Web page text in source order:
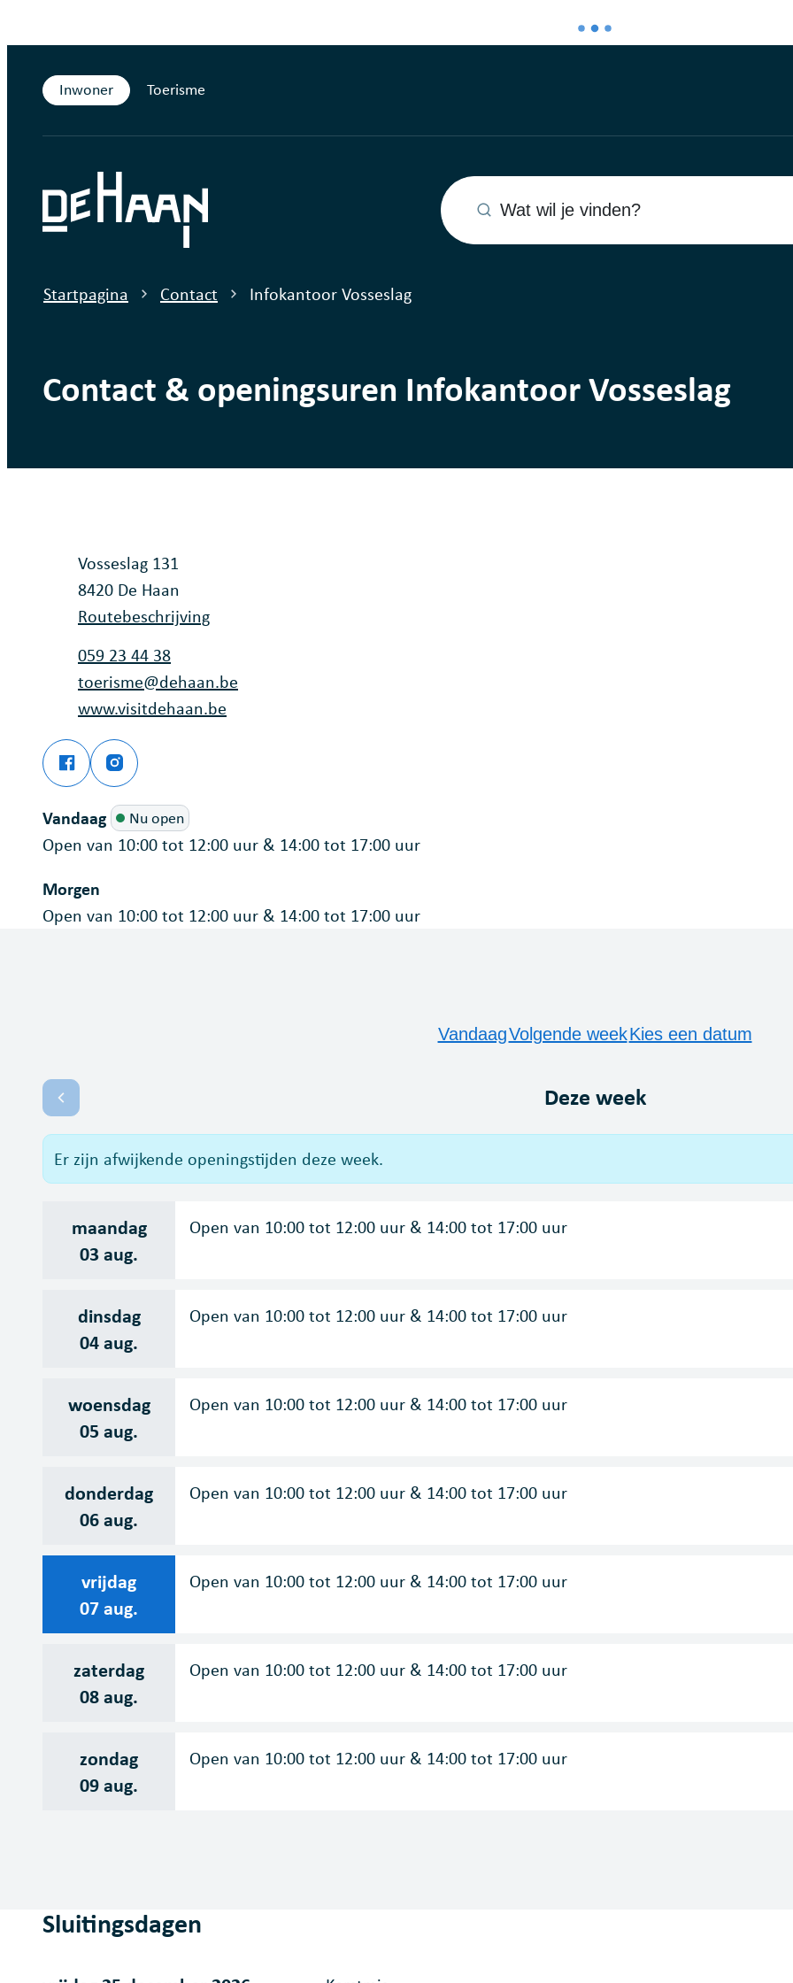
Inwoner Toerisme
De Haan Wat wil je vinden?
Startpagina Contact Infokantoor Vosseslag
Contact & openingsuren Infokantoor Vosseslag
Contact
AdresVosseslag 131
,8420 De Haan
Routebeschrijving
059 23 44 38
E-mailtoerisme@dehaan.be
Websitewww.visitdehaan.be
FacebookInstagram
Vandaag
Nu open
Open van 10:00tot 12:00 uur & 14:00tot 17:00 uur
Morgen
Open van 10:00tot 12:00 uur & 14:00tot 17:00 uur
VandaagVolgende weekKies een datum
Deze week
Bekijk openingsuren van de week hiervoor
Er zijn afwijkende openingstijden deze week.
maandag
03 aug.
2026
Open van 10:00tot 12:00 uur & 14:00tot 17:00 uur
dinsdag
04 aug.
2026
Open van 10:00tot 12:00 uur & 14:00tot 17:00 uur
woensdag
05 aug.
2026
Open van 10:00tot 12:00 uur & 14:00tot 17:00 uur
donderdag
06 aug.
2026
Open van 10:00tot 12:00 uur & 14:00tot 17:00 uur
vrijdag
07 aug.
2026
Open van 10:00tot 12:00 uur & 14:00tot 17:00 uur
zaterdag
08 aug.
2026
Open van 10:00tot 12:00 uur & 14:00tot 17:00 uur
zondag
09 aug.
2026
Open van 10:00tot 12:00 uur & 14:00tot 17:00 uur
Sluitingsdagen